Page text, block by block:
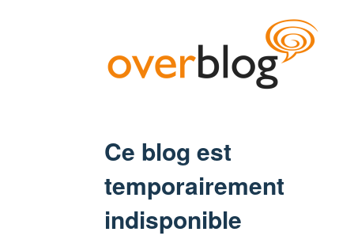
Ce blog est
temporairement
indisponible